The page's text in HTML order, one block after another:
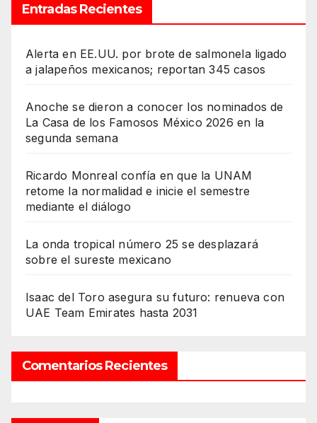
Entradas Recientes
Alerta en EE.UU. por brote de salmonela ligado
a jalapeños mexicanos; reportan 345 casos
Anoche se dieron a conocer los nominados de
La Casa de los Famosos México 2026 en la
segunda semana
Ricardo Monreal confía en que la UNAM
retome la normalidad e inicie el semestre
mediante el diálogo
La onda tropical número 25 se desplazará
sobre el sureste mexicano
Isaac del Toro asegura su futuro: renueva con
UAE Team Emirates hasta 2031
Comentarios Recientes